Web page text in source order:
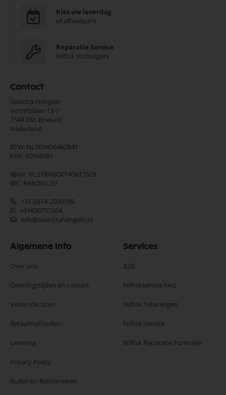
Kies uw leverdag
of afhaalpunt
Reparatie Service
Nilfisk stofzuigers
Contact
Selectra Hengelo
Verzetslaan 13-7
7548 EM, Boekelo
Nederland
BTW: NL001406482B41
KVK: 60566981
IBAN: NL21RABO0145617629
BIC: RABONL2U
+31 (0)74-2500199
+31630757204
info@selectrahengelo.nl
Algemene Info
Over ons
Openingstijden en contact
Verzendkosten
Betaalmethoden
Levering
Privacy Policy
Ruilen en Retourneren
Services
B2B
Nilfiskservice FAQ
Nilfisk Tekeningen
Nilfisk Service
Nilfisk Reparatie Formulier